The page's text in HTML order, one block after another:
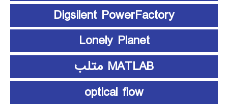
Digsilent PowerFactory
Lonely Planet
MATLAB متلب
optical flow